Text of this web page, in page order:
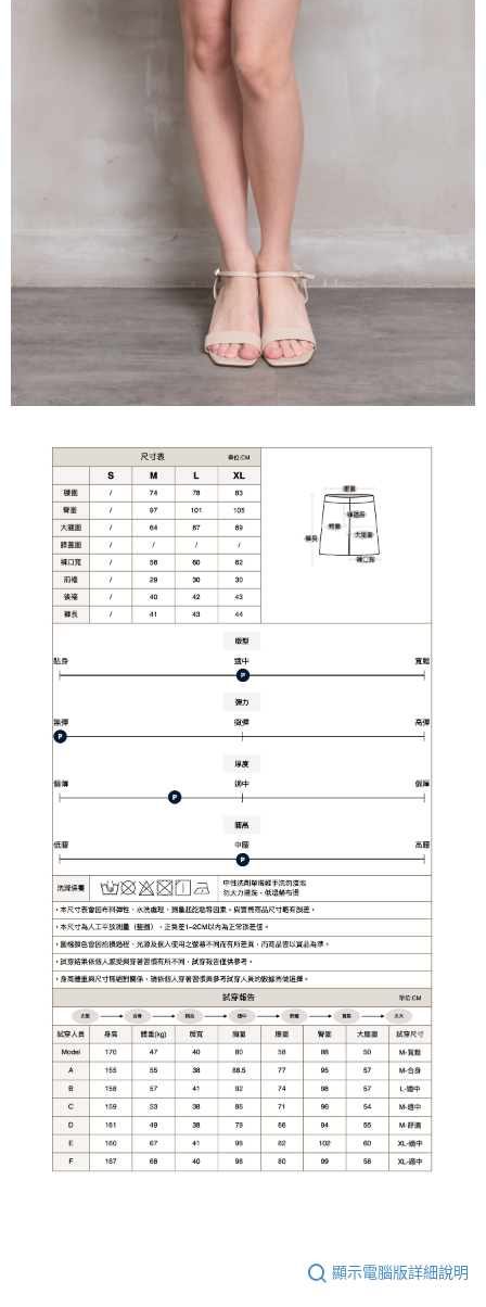
顯示電腦版詳細說明